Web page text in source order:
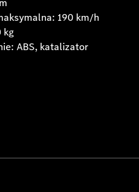
190 km/h
kg
ABS, katalizator